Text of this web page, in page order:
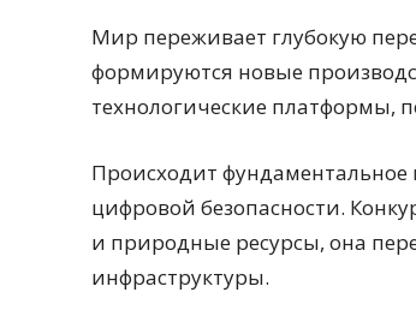
Мир переживает глубокую
формируются новые
технологические платформы,
Происходит фундаментальное
цифровой безопасности.
и природные ресурсы, она
инфраструктуры.